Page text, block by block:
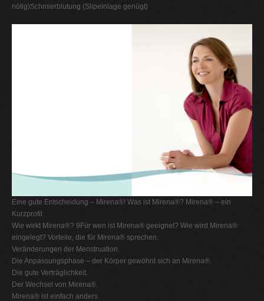
nötig)Schmierblutung (Slipeinlage genügt)
Eine gute Entscheidung – Mirena®! Was ist Mirena®? Mirena® – ein
Kurzprofil.
Wie wirkt Mirena®? 9Für wen ist Mirena® geeignet? Wie wird Mirena®
eingelegt? Vorteile, die für Mirena® sprechen.
Veränderungen der Menstruation.
Die Anpassungsphase – der Körper gewöhnt sich an Mirena®.
Die gute Verträglichkeit.
Der Wechsel von Mirena®.
Mirena® ist einfach anders.